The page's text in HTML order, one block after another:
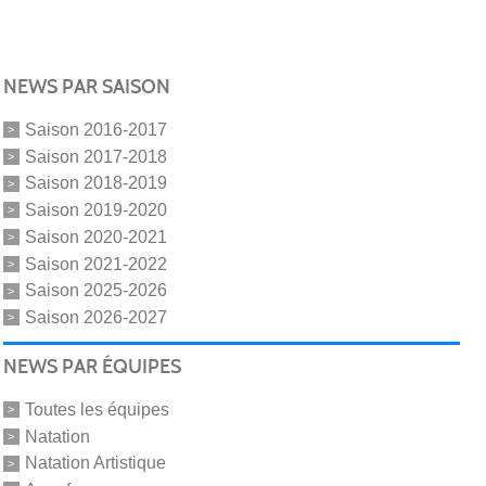
NEWS PAR SAISON
Saison 2016-2017
Saison 2017-2018
Saison 2018-2019
Saison 2019-2020
Saison 2020-2021
Saison 2021-2022
Saison 2025-2026
Saison 2026-2027
NEWS PAR ÉQUIPES
Toutes les équipes
Natation
Natation Artistique